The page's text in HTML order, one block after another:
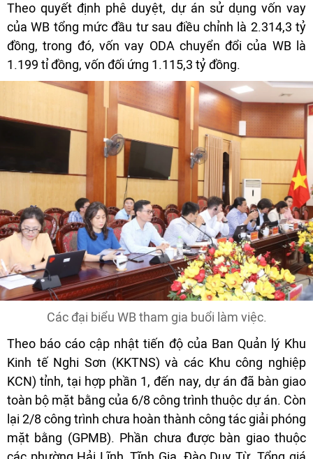
Theo quyết định phê duyệt, dự án sử dụng vốn vay
của WB tổng mức đầu tư sau điều chỉnh là 2.314,3 tỷ
đồng, trong đó, vốn vay ODA chuyển đổi của WB là
1.199 tỉ đồng, vốn đối ứng 1.115,3 tỷ đồng.
Các đại biểu WB tham gia buổi làm việc.
Theo báo cáo cập nhật tiến độ của Ban Quản lý Khu
Kinh tế Nghi Sơn (KKTNS) và các Khu công nghiệp
KCN) tỉnh, tại hợp phần 1, đến nay, dự án đã bàn giao
toàn bộ mặt bằng của 6/8 công trình thuộc dự án. Còn
lại 2/8 công trình chưa hoàn thành công tác giải phóng
mặt bằng (GPMB). Phần chưa được bàn giao thuộc